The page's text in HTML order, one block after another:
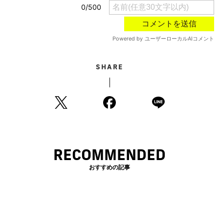
SHARE
RECOMMENDED
おすすめの記事